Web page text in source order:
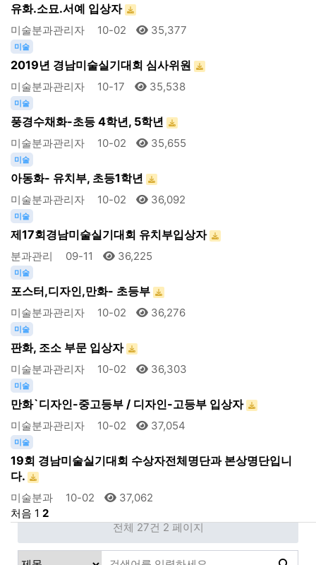
유화.소묘.서예 입상자
미술분과관리자 10-02 35,377
미술
2019년 경남미술실기대회 심사위원
미술분과관리자 10-17 35,538
미술
풍경수채화-초등 4학년, 5학년
미술분과관리자 10-02 35,655
미술
아동화- 유치부, 초등1학년
미술분과관리자 10-02 36,092
미술
제17회경남미술실기대회 유치부입상자
분과관리 09-11 36,225
미술
포스터,디자인,만화- 초등부
미술분과관리자 10-02 36,276
미술
판화, 조소 부문 입상자
미술분과관리자 10-02 36,303
미술
만화`디자인-중고등부 / 디자인-고등부 입상자
미술분과관리자 10-02 37,054
미술
19회 경남미술실기대회 수상자전체명단과 본상명단입니
다.
미술분과 10-02
37,062
처음 1 2
전체 27건 2 페이지